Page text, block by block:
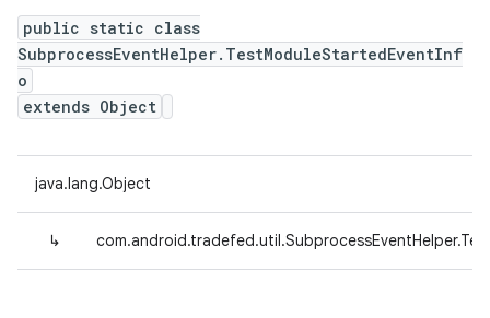
public static class
SubprocessEventHelper.TestModuleStartedEventInf
o
extends Object
java.lang.Object
↳